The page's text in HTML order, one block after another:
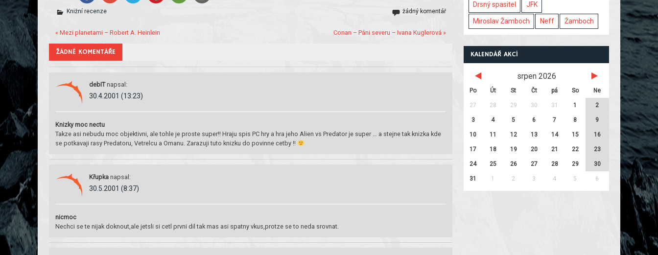
Knižní recenze žádný komentář
« Mezi planetami – Robert A. Heinlein Conan – Páni severu – Ivana Kuglerová »
ŽÁDNÉ KOMENTÁŘE
debIT napsal:
30.4.2001 (13:23)
Knizky moc nectu
Takze asi nebudu moc objektivni, ale tohle je proste super!! Hraju spis PC hry a hra jeho Alien vs Predator je super … a stejne tak knizka kde
se potkavaji rasy Predatoru, Vetrelcu a Omanu. Zarazuji tuto knizku do povinne cetby !!
Křupka napsal:
30.5.2001 (8:37)
nicmoc
Nechci se te nijak doknout,ale jetsli si cetl prvni dil tak mas asi spatny vkus,protze se to neda srovnat.
Drsný spasitel JFK
Miroslav Žamboch Neff Žamboch
KALENDÁŘ AKCÍ
srpen 2026
Po Út St Čt pá So Ne
27 28 29 30 31 1 2
3 4 5 6 7 8 9
10 11 12 13 14 15 16
17 18 19 20 21 22 23
24 25 26 27 28 29 30
31 1 2 3 4 5 6